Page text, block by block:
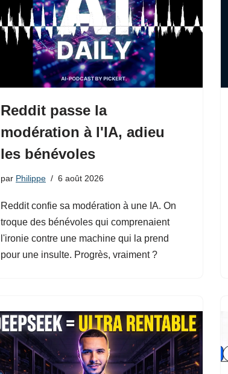
Reddit passe la
modération à l'IA, adieu
les bénévoles
par Philippe 6 août 2026
Reddit confie sa modération à une IA. On
troque des bénévoles qui comprenaient
l'ironie contre une machine qui la prend
pour une insulte. Progrès, vraiment ?